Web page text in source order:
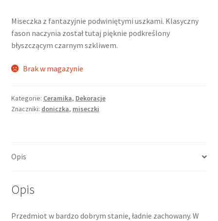
Miseczka z fantazyjnie podwiniętymi uszkami. Klasyczny
fason naczynia został tutaj pięknie podkreślony
błyszczącym czarnym szkliwem.
Brak w magazynie
Kategorie: Ceramika, Dekoracje
Znaczniki: doniczka, miseczki
Opis
Opis
Przedmiot w bardzo dobrym stanie, ładnie zachowany. W